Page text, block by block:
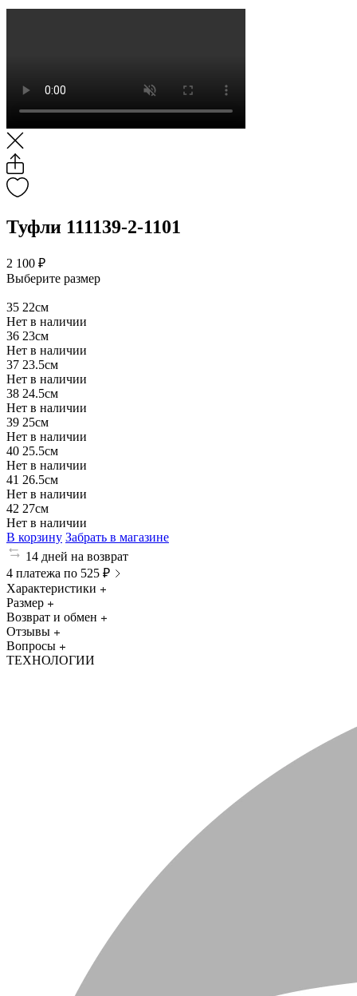
Туфли 111139-2-1101
2 100 ₽
Выберите размер
35 22см
Нет в наличии
36 23см
Нет в наличии
37 23.5см
Нет в наличии
38 24.5см
Нет в наличии
39 25см
Нет в наличии
40 25.5см
Нет в наличии
41 26.5см
Нет в наличии
42 27см
Нет в наличии
В корзину Забрать в магазине
14 дней на возврат
4 платежа по 525 ₽
Характеристики
Размер
Возврат и обмен
Отзывы
Вопросы
ТЕХНОЛОГИИ